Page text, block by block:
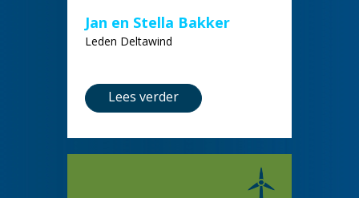
Jan en Stella Bakker
Leden Deltawind
Lees verder